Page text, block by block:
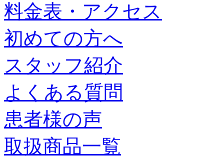
料金表・アクセス
初めての方へ
スタッフ紹介
よくある質問
患者様の声
取扱商品一覧